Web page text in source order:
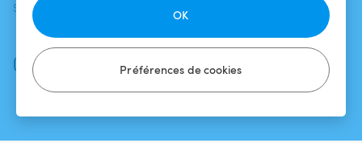
Préférences de cookies
OK
SUIVEZ-NOUS
Facebook
Instagram